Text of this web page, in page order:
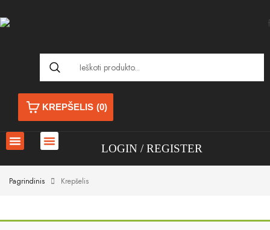
KREPŠELIS (0)
LOGIN REGISTER
Pagrindinis Krepšelis